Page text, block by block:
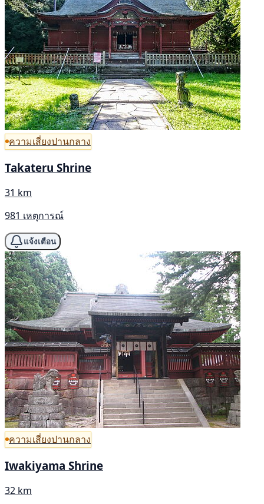
ความเสี่ยงปานกลาง
Takateru Shrine
31 km
981 เหตุการณ์
แจ้งเตือน
ความเสี่ยงปานกลาง
Iwakiyama Shrine
32 km